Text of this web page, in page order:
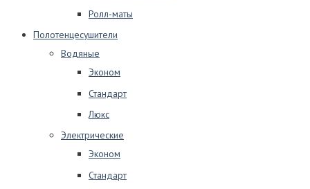
Ролл-маты
Полотенцесушители
Водяные
Эконом
Стандарт
Люкс
Электрические
Эконом
Стандарт